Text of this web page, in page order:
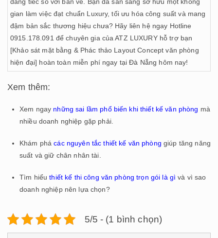
gian làm việc đạt chuẩn Luxury, tối ưu hóa công suất và mang
đậm bản sắc thương hiệu chưa? Hãy liên hệ ngay Hotline
0915.178.091 để chuyên gia của ATZ LUXURY hỗ trợ bạn
[Khảo sát mặt bằng & Phác thảo Layout Concept văn phòng
hiện đại] hoàn toàn miễn phí ngay tại Đà Nẵng hôm nay!
Xem thêm:
Xem ngay những sai lầm phổ biến khi thiết kế văn phòng mà
nhiều doanh nghiệp gặp phải.
Khám phácác nguyên tắc thiết kế văn phòng giúp tăng năng
suất và giữ chân nhân tài.
Tìm hiểuthiết kế thi công văn phòng trọn gói là gì và vì sao
doanh nghiệp nên lựa chọn?
5/5 - (1 bình chọn)